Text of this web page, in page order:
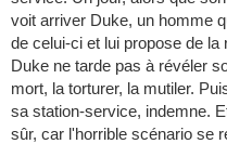
voit arriver Duke, un homme
de celui-ci et lui propose de
Duke ne tarde pas à révéler
mort, la torturer, la mutiler.
sa station-service, indemne.
sûr, car l'horrible scénario se